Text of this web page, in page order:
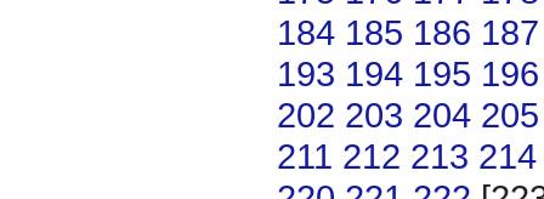
184 185 186 187
193 194 195 196
202 203 204 205
211 212 213 214